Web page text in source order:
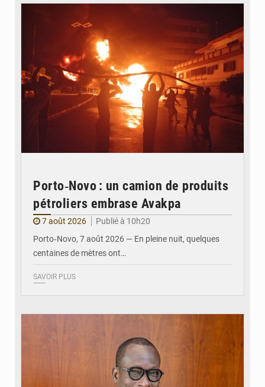
Porto‑Novo : un camion de produits
pétroliers embrase Avakpa
7 août 2026
Publié à 10h20
Porto‑Novo, 7 août 2026 — En pleine nuit, quelques
centaines de mètres ont…
SAVOIR PLUS